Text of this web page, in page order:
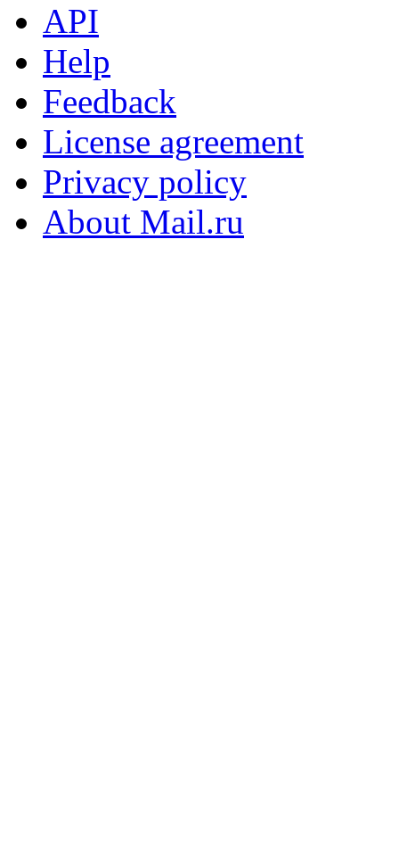
API
Help
Feedback
License agreement
Privacy policy
About Mail.ru